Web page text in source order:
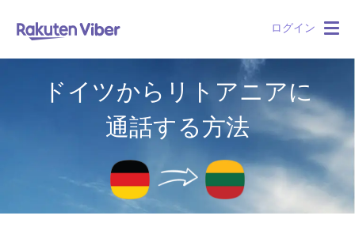
ログイン
ドイツからリトアニアに
通話する方法